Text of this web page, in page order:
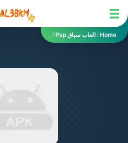
Home
/ العاب سباق Psp /